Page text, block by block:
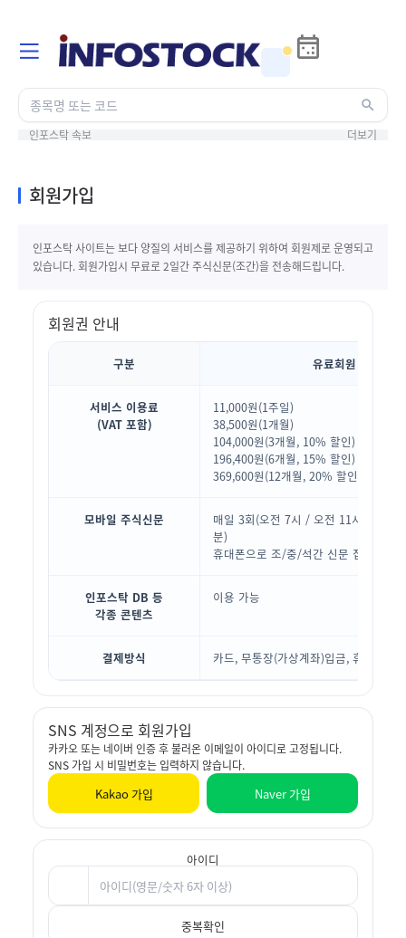
인포스탁 속보 더보기
회원가입
인포스탁 사이트는 보다 양질의 서비스를 제공하기 위하여 회원제로 운영되고
있습니다. 회원가입시 무료로 2일간 주식신문(조간)을 전송해드립니다.
회원권 안내
구분 유료회원
서비스 이용료
(VAT 포함)
11,000원(1주일)
38,500원(1개월)
104,000원(3개월, 10% 할인)
196,400원(6개월, 15% 할인)
369,600원(12개월, 20% 할인)
모바일 주식신문
매일 3회(오전 7시 / 오전 11시30분 /
분)
휴대폰으로 조/중/석간 신문 접속 링크
인포스탁 DB 등
각종 콘텐츠
이용 가능
결제방식 카드, 무통장(가상계좌)입금, 휴대폰결제
SNS 계정으로 회원가입
카카오 또는 네이버 인증 후 불러온 이메일이 아이디로 고정됩니다.
SNS 가입 시 비밀번호는 입력하지 않습니다.
Kakao 가입 Naver 가입
아이디
중복확인